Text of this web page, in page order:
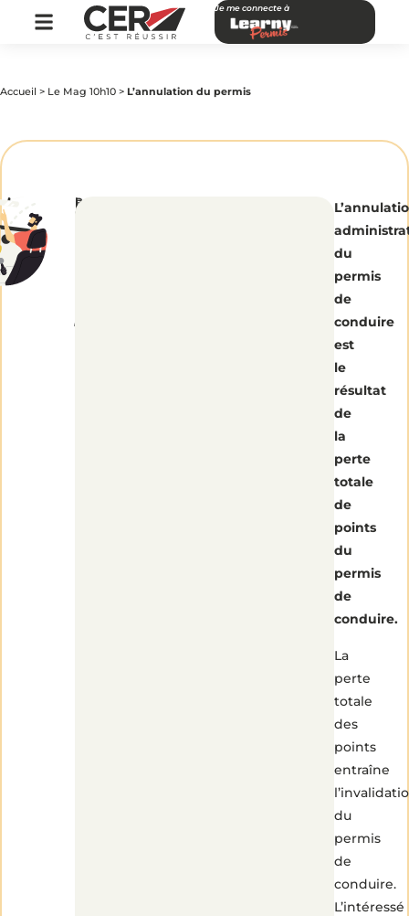
Je me connecte à
Accueil > Le Mag 10h10 > L’annulation du permis
L’annulation
par
CER
|Publié
le
du
permis
de
conduire
est
le
résultat
de
la
perte
totale
de
points
du
permis
de
conduire.
La
perte
totale
des
points
entraîne
du
permis
de
conduire.
L’intéressé